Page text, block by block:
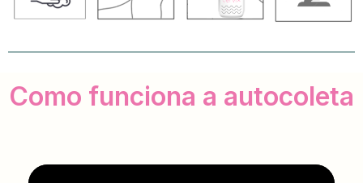
Como funciona a autocoleta